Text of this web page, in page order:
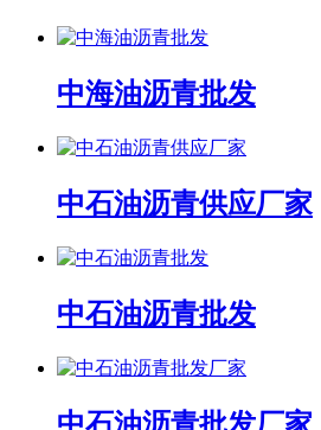
中海油沥青批发
中石油沥青供应厂家
中石油沥青批发
中石油沥青批发厂家